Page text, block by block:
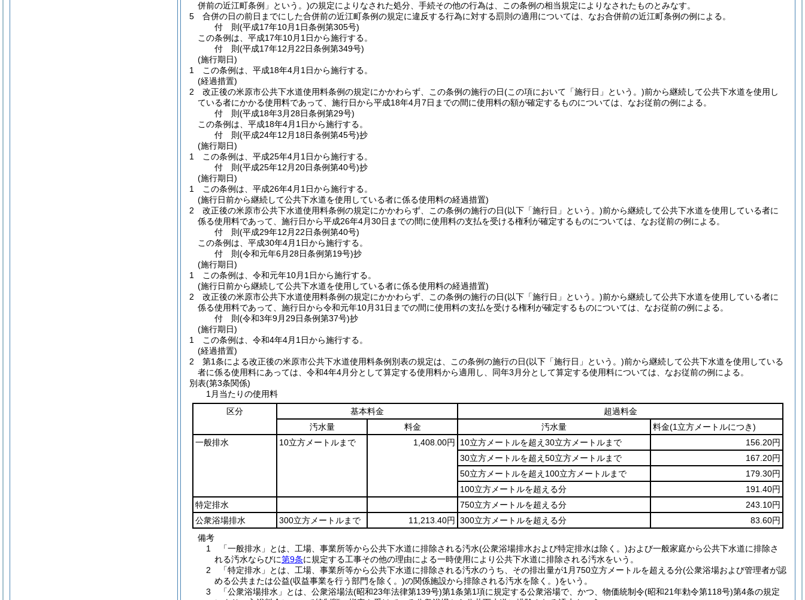
併前の近江町条例」という。)の規定によりなされた処分、手続その他の行為は、この条例の相当規定によりなされたものとみなす。
5
合併の日の前日までにした合併前の近江町条例の規定に違反する行為に対する罰則の適用については、なお合併前の近江町条例の例による。
付 則(平成17年10月1日条例第305号)
この条例は、平成17年10月1日から施行する。
付 則(平成17年12月22日条例第349号)
(施行期日)
1
この条例は、平成18年4月1日から施行する。
(経過措置)
2
改正後の米原市公共下水道使用料条例の規定にかかわらず、この条例の施行の日(この項において「施行日」という。)前から継続して公共下水道を使用し
ている者にかかる使用料であって、施行日から平成18年4月7日までの間に使用料の額が確定するものについては、なお従前の例による。
付 則(平成18年3月28日条例第29号)
この条例は、平成18年4月1日から施行する。
付 則(平成24年12月18日条例第45号)抄
(施行期日)
1
この条例は、平成25年4月1日から施行する。
付 則(平成25年12月20日条例第40号)抄
(施行期日)
1
この条例は、平成26年4月1日から施行する。
(施行日前から継続して公共下水道を使用している者に係る使用料の経過措置)
2
改正後の米原市公共下水道使用料条例の規定にかかわらず、この条例の施行の日(以下「施行日」という。)前から継続して公共下水道を使用している者に
係る使用料であって、施行日から平成26年4月30日までの間に使用料の支払を受ける権利が確定するものについては、なお従前の例による。
付 則(平成29年12月22日条例第40号)
この条例は、平成30年4月1日から施行する。
付 則(令和元年6月28日条例第19号)抄
(施行期日)
1
この条例は、令和元年10月1日から施行する。
(施行日前から継続して公共下水道を使用している者に係る使用料の経過措置)
2
改正後の米原市公共下水道使用料条例の規定にかかわらず、この条例の施行の日(以下「施行日」という。)前から継続して公共下水道を使用している者に
係る使用料であって、施行日から令和元年10月31日までの間に使用料の支払を受ける権利が確定するものについては、なお従前の例による。
付 則(令和3年9月29日条例第37号)抄
(施行期日)
1
この条例は、令和4年4月1日から施行する。
(経過措置)
2
第1条による改正後の米原市公共下水道使用料条例別表の規定は、この条例の施行の日(以下「施行日」という。)前から継続して公共下水道を使用している
者に係る使用料にあっては、令和4年4月分として算定する使用料から適用し、同年3月分として算定する使用料については、なお従前の例による。
別表(第3条関係)
1月当たりの使用料
区分
基本料金
超過料金
汚水量
料金 汚水量 料金(1立方メートルにつき)
一般排水
10立方メートルまで 1,408.00円 10立方メートルを超え30立方メートルまで
156.20円
30立方メートルを超え50立方メートルまで
167.20円
50立方メートルを超え100立方メートルまで
179.30円
100立方メートルを超える分
191.40円
特定排水
750立方メートルを超える分
243.10円
公衆浴場排水
300立方メートルまで 11,213.40円 300立方メートルを超える分
83.60円
備考
1 「一般排水」とは、工場、事業所等から公共下水道に排除される汚水(公衆浴場排水および特定排水は除く。)および一般家庭から公共下水道に排除さ
れる汚水ならびに第9条に規定する工事その他の理由による一時使用により公共下水道に排除される汚水をいう。
2 「特定排水」とは、工場、事業所等から公共下水道に排除される汚水のうち、その排出量が1月750立方メートルを超える分(公衆浴場および管理者が認
める公共または公益(収益事業を行う部門を除く。)の関係施設から排除される汚水を除く。)をいう。
3 「公衆浴場排水」とは、公衆浴場法(昭和23年法律第139号)第1条第1項に規定する公衆浴場で、かつ、物価統制令(昭和21年勅令第118号)第4条の規定